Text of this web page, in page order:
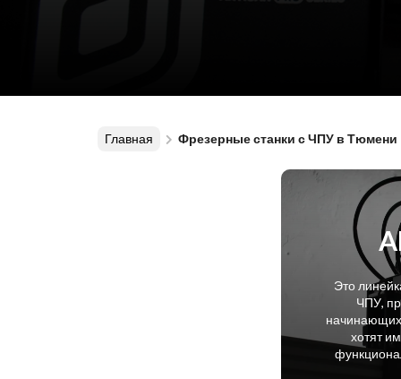
Главная Фрезерные станки с ЧПУ в Тюмени
Это
ЧПУ,
начинающих
хотят